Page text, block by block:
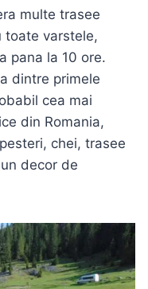
multe trasee
toate varstele,
pana la 10 ore.
dintre primele
cea mai
din Romania,
chei, trasee
decor de